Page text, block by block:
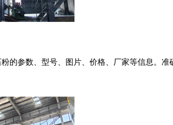
的参数、型号、图片、价格、厂家等信息。